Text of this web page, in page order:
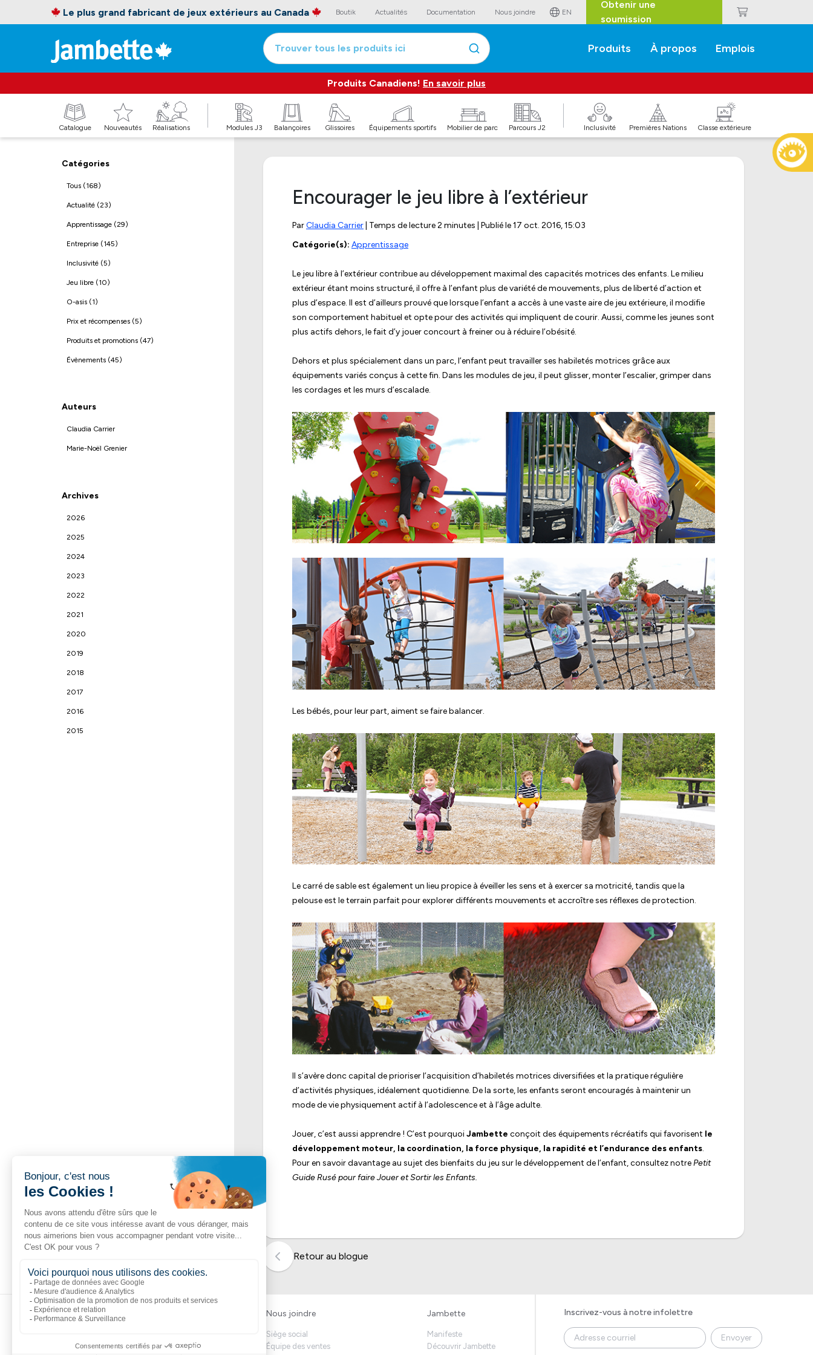
Le plus grand fabricant de jeux extérieurs au Canada Boutik Actualités Documentation Nous joindre EN
Obtenir une
soumission
Trouver tous les produits ici Produits À propos Emplois
Produits Canadiens! En savoir plus
Catalogue Nouveautés Réalisations Modules J3 Balançoires Glissoires Équipements sportifs Mobilier de parc Parcours J2 Inclusivité Premières Nations Classe extérieure
Catégories
Tous (168)
Actualité (23)
Apprentissage (29)
Entreprise (145)
Inclusivité (5)
Jeu libre (10)
O-asis (1)
Prix et récompenses (5)
Produits et promotions (47)
Évènements (45)
Auteurs
Claudia Carrier
Marie-Noël Grenier
Archives
2026
2025
2024
2023
2022
2021
2020
2019
2018
2017
2016
2015
Encourager le jeu libre à l’extérieur
ParClaudia Carrier | Temps de lecture 2 minutes | Publié le17 oct. 2016, 15:03
Catégorie(s): Apprentissage
Le jeu libre à l’extérieur contribue au développement maximal des capacités motrices des enfants. Le milieu
extérieur étant moins structuré, il offre à l’enfant plus de variété de mouvements, plus de liberté d’action et
plus d’espace. Il est d’ailleurs prouvé que lorsque l’enfant a accès à une vaste aire de jeu extérieure, il modifie
son comportement habituel et opte pour des activités qui impliquent de courir. Aussi, comme les jeunes sont
plus actifs dehors, le fait d’y jouer concourt à freiner ou à réduire l’obésité.
Dehors et plus spécialement dans un parc, l’enfant peut travailler ses habiletés motrices grâce aux
équipements variés conçus à cette fin. Dans les modules de jeu, il peut glisser, monter l’escalier, grimper dans
les cordages et les murs d’escalade.
Les bébés, pour leur part, aiment se faire balancer.
Le carré de sable est également un lieu propice à éveiller les sens et à exercer sa motricité, tandis que la
pelouse est le terrain parfait pour explorer différents mouvements et accroître ses réflexes de protection.
Il s’avère donc capital de prioriser l’acquisition d’habiletés motrices diversifiées et la pratique régulière
d’activités physiques, idéalement quotidienne. De la sorte, les enfants seront encouragés à maintenir un
mode de vie physiquement actif à l’adolescence et à l’âge adulte.
Jouer, c’est aussi apprendre ! C’est pourquoiJambette conçoit des équipements récréatifs qui favorisent le
développement moteur, la coordination, la force physique, la rapidité et l’endurance des enfants.
Pour en savoir davantage au sujet des bienfaits du jeu sur le développement de l’enfant, consultez notrePetit
Guide Rusé pour faire Jouer et Sortir les Enfants.
Retour au blogue
Liens populaires
Nouveautés
Nous joindre
Siège social
Équipe des ventes
Jambette
Manifeste
Découvrir Jambette
Inscrivez-vous à notre infolettre
Envoyer